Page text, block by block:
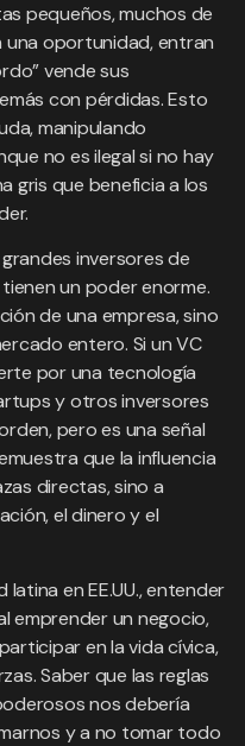
pequeños, muchos de
una oportunidad, entran
vende sus
con pérdidas. Esto
manipulando
no es ilegal si no hay
gris que beneficia a los
inversores de
un poder enorme.
de una empresa, sino
entero. Si un VC
por una tecnología
y otros inversores
pero es una señal
que la influencia
directas, sino a
el dinero y el
en EE.UU., entender
emprender un negocio,
en la vida cívica,
Saber que las reglas
nos debería
y a no tomar todo